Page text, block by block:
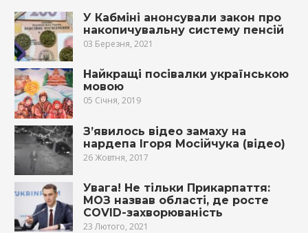
У Кабміні анонсували закон про
накопичувальну систему пенсій
03 Березня, 2021
Найкращі посівалки українською
мовою
05 Січня, 2019
З’явилось відео зaмaху на
нардепа Ігоря Мосійчука (відео)
26 Жовтня, 2017
Увага! Не тільки Прикарпаття:
МОЗ назвав області, де росте
COVID-захворюваність
23 Лютого, 2021